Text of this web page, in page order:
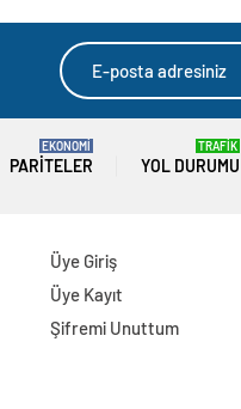
PARITELER
EKONOMİ
YOL DURUMU
TRAFİK
Üye Giriş
Üye Kayıt
Şifremi Unuttum